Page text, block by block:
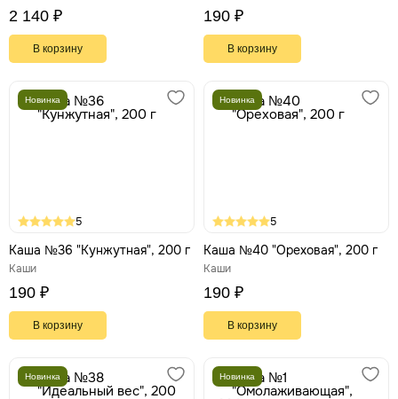
2 140 ₽
В корзину
190 ₽
В корзину
Новинка
5
Каша №36 "Кунжутная", 200 г
Каши
190 ₽
В корзину
Новинка
5
Каша №40 "Ореховая", 200 г
Каши
190 ₽
В корзину
Новинка Новинка